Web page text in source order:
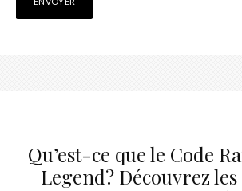
Qu’est-ce que le Code
Legend? Découvrez